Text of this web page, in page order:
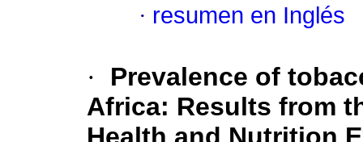
· resumen en Inglés
·
Prevalence of
Africa: Results from